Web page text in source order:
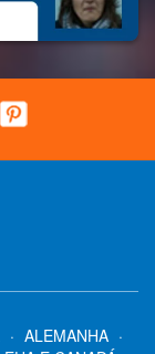
· ALEMANHA ·